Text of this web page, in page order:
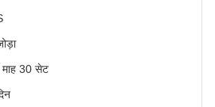
माह 30 सेट